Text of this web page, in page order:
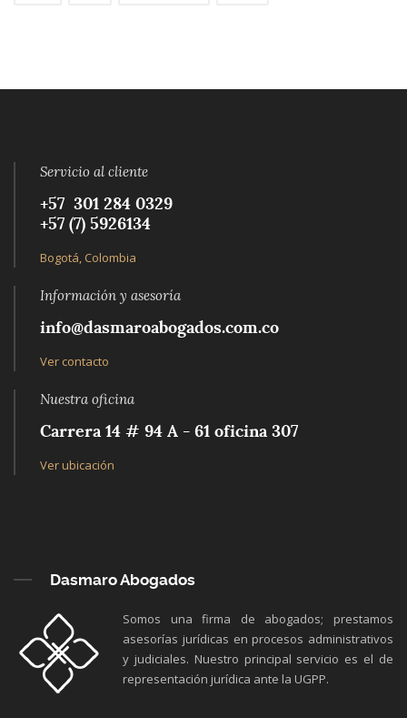
Servicio al cliente
+57 301 284 0329‬
+57 (7) 5926134‬
Bogotá, Colombia
Información y asesoría
info@dasmaroabogados.com.co
Ver contacto
Nuestra oficina
Carrera 14 # 94 A - 61 oficina 307
Ver ubicación
Dasmaro Abogados
Somos una firma de abogados; prestamos
asesorías jurídicas en procesos administrativos
y judiciales. Nuestro principal servicio es el de
representación jurídica ante la UGPP.